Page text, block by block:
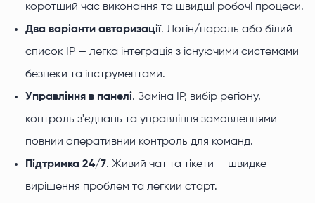
коротший час виконання та швидші робочі процеси.
Два варіанти авторизації. Логін/пароль або білий
список IP — легка інтеграція з існуючими системами
безпеки та інструментами.
Управління в панелі. Заміна IP, вибір регіону,
контроль з'єднань та управління замовленнями —
повний оперативний контроль для команд.
Підтримка 24/7. Живий чат та тікети — швидке
вирішення проблем та легкий старт.